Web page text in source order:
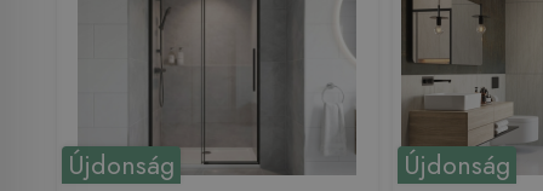
Újdonság Újdonság